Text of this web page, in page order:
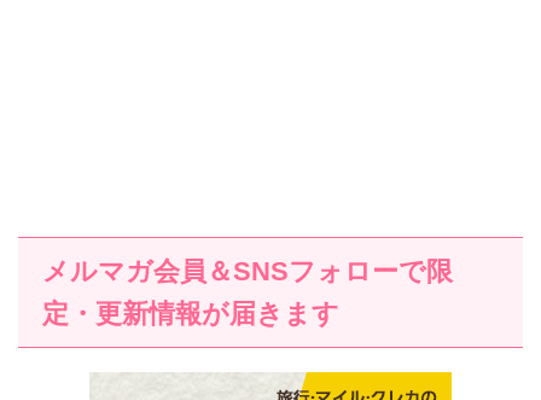
メルマガ会員＆SNSフォローで限
定・更新情報が届きます